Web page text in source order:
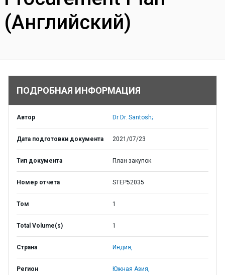
(Английский)
ПОДРОБНАЯ ИНФОРМАЦИЯ
Автор Dr Dr. Santosh;
Дата подготовки документа 2021/07/23
Тип документа План закупок
Номер отчета STEP52035
Том 1
Total Volume(s) 1
Страна Индия,
Регион Южная Азия,